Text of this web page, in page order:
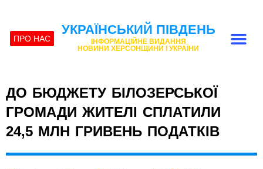
ПРО НАС
УКРАЇНСЬКИЙ ПІВДЕНЬ
ІНФОРМАЦІЙНЕ ВИДАННЯ
НОВИНИ ХЕРСОНЩИНИ І УКРАЇНИ
ДО БЮДЖЕТУ БІЛОЗЕРСЬКОЇ
ГРОМАДИ ЖИТЕЛІ СПЛАТИЛИ
24,5 МЛН ГРИВЕНЬ ПОДАТКІВ